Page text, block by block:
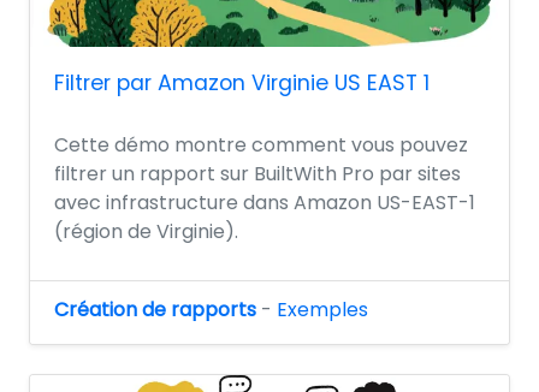
Filtrer par Amazon Virginie US EAST 1
Cette démo montre comment vous pouvez
filtrer un rapport sur BuiltWith Pro par sites
avec infrastructure dans Amazon US-EAST-1
(région de Virginie).
Création de rapports - Exemples